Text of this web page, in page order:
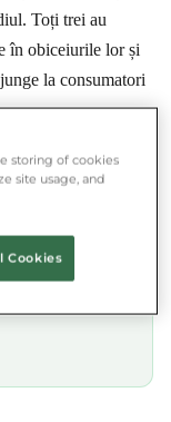
Toți trei au
în obiceiurile lor și
la consumatori
mâncarea din
storing of cookies
site usage, and
Cookies